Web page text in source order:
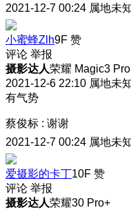
2021-12-7 00:24 属地未
小蜜蜂Zlh9F 赞
评论 举报
摄影达人荣耀 Magic3
2021-12-6 22:10 属地未
有气势
蔡俊标 : 谢谢
2021-12-7 00:24 属地未
爱摄影的卡丁10F 赞
评论 举报
摄影达人荣耀30 Pro+